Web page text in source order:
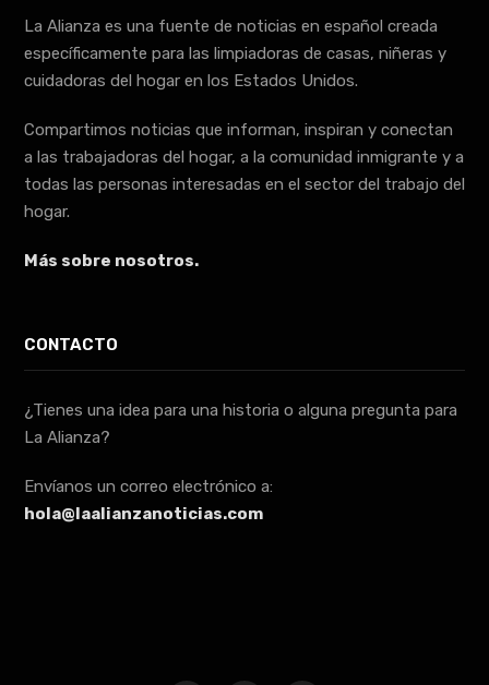
La Alianza es una fuente de noticias en español creada
específicamente para las limpiadoras de casas, niñeras y
cuidadoras del hogar en los Estados Unidos.
Compartimos noticias que informan, inspiran y conectan
a las trabajadoras del hogar, a la comunidad inmigrante y a
todas las personas interesadas en el sector del trabajo del
hogar.
Más sobre nosotros.
CONTACTO
¿Tienes una idea para una historia o alguna pregunta para
La Alianza?
Envíanos un correo electrónico a:
hola@laalianzanoticias.com